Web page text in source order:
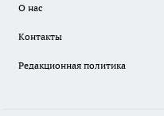
О нас
Контакты
Редакционная политика